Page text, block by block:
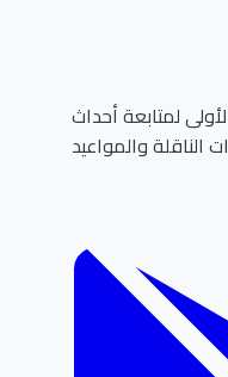
لمتابعة أحداث
الناقلة والمواعيد